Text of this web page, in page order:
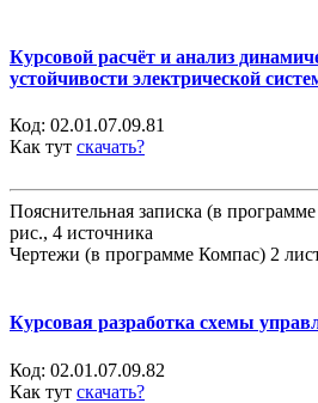
Курсовой расчёт и анализ
устойчивости электрической
Код: 02.01.07.09.81
Как тут скачать?
Пояснительная записка (в
рис., 4 источника
Чертежи (в программе Компас) 2
Курсовая разработка схемы
Код: 02.01.07.09.82
Как тут скачать?